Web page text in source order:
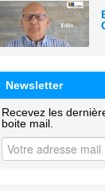
Newsletter
Recevez les
boite mail.